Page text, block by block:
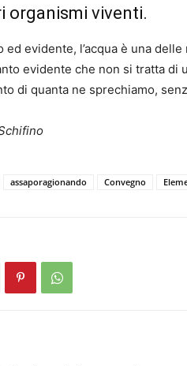
organismi viventi.
ed evidente, l’acqua è una
evidente che non si tratta di
di quanta ne sprechiamo,
assaporagionando Convegno